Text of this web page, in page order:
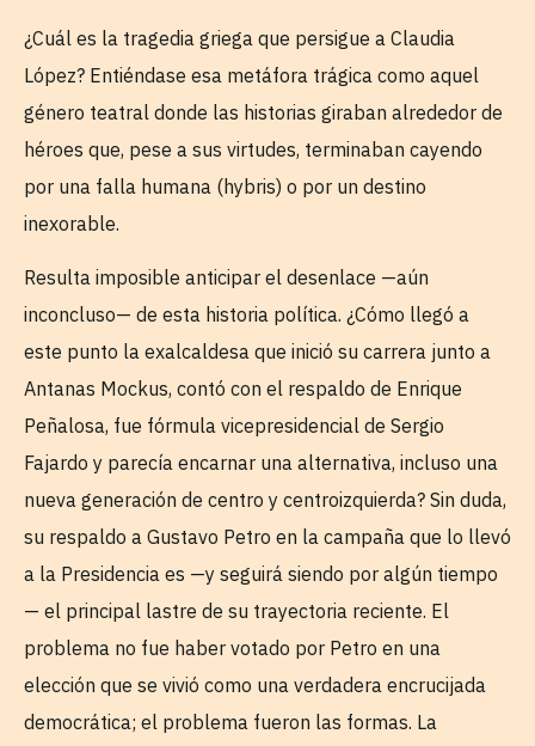
¿Cuál es la tragedia griega que persigue a Claudia
López? Entiéndase esa metáfora trágica como aquel
género teatral donde las historias giraban alrededor de
héroes que, pese a sus virtudes, terminaban cayendo
por una falla humana (hybris) o por un destino
inexorable.
Resulta imposible anticipar el desenlace —aún
inconcluso— de esta historia política. ¿Cómo llegó a
este punto la exalcaldesa que inició su carrera junto a
Antanas Mockus, contó con el respaldo de Enrique
Peñalosa, fue fórmula vicepresidencial de Sergio
Fajardo y parecía encarnar una alternativa, incluso una
nueva generación de centro y centroizquierda? Sin duda,
su respaldo a Gustavo Petro en la campaña que lo llevó
a la Presidencia es —y seguirá siendo por algún tiempo
— el principal lastre de su trayectoria reciente. El
problema no fue haber votado por Petro en una
elección que se vivió como una verdadera encrucijada
democrática; el problema fueron las formas. La